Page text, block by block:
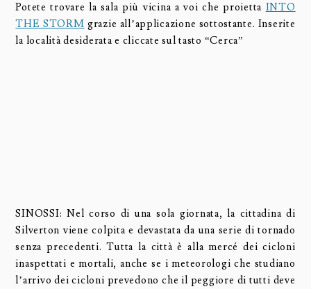
Potete trovare la sala più vicina a voi che proietta INTO
THE STORM grazie all’applicazione sottostante. Inserite
la località desiderata e cliccate sul tasto “Cerca”
SINOSSI: Nel corso di una sola giornata, la cittadina di
Silverton viene colpita e devastata da una serie di tornado
senza precedenti. Tutta la città è alla mercé dei cicloni
inaspettati e mortali, anche se i meteorologi che studiano
l’arrivo dei cicloni prevedono che il peggiore di tutti deve